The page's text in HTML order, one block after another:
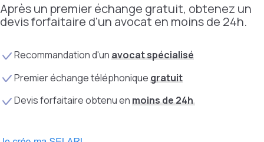
Après un premier échange gratuit, obtenez un
devis forfaitaire d'un avocat en moins de 24h.
Recommandation d'unavocatspécialisé
Premier échange téléphoniquegratuit
Devis forfaitaire obtenu enmoins de 24h